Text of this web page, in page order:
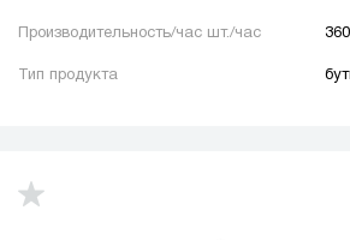
Производительность/час шт./час
Тип продукта